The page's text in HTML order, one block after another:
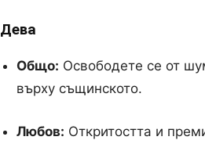
Дева
Общо: Освободете се от
върху същинското.
Любов: Откритостта и